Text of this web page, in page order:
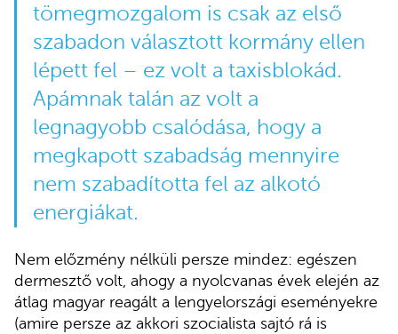
tömegmozgalom is csak az első
szabadon választott kormány ellen
lépett fel – ez volt a taxisblokád.
Apámnak talán az volt a
legnagyobb csalódása, hogy a
megkapott szabadság mennyire
nem szabadította fel az alkotó
energiákat.
Nem előzmény nélküli persze mindez: egészen
dermesztő volt, ahogy a nyolcvanas évek elején az
átlag magyar reagált a lengyelországi eseményekre
(amire persze az akkori szocialista sajtó rá is